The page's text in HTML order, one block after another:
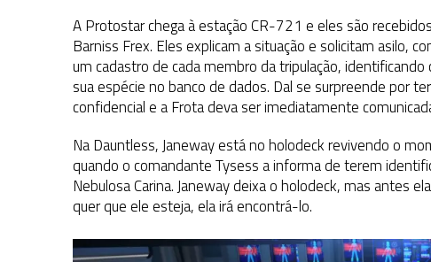
A Protostar chega à estação CR-721 e eles são
Barniss Frex. Eles explicam a situação e solicitam asilo,
um cadastro de cada membro da tripulação,
sua espécie no banco de dados. Dal se surpreende por
confidencial e a Frota deva ser imediatamente
Na Dauntless, Janeway está no holodeck revivendo o
quando o comandante Tysess a informa de terem
Nebulosa Carina. Janeway deixa o holodeck, mas antes
quer que ele esteja, ela irá encontrá-lo.